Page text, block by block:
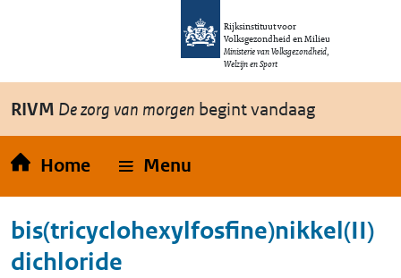
Overslaan en naar de inhoud gaan
Rijksinstituut voor
Volksgezondheid en Milieu
Ministerie van Volksgezondheid,
Welzijn en Sport
RIVM De zorg van morgen begint vandaag
Home Menu
bis(tricyclohexylfosfine)nikkel(II)
dichloride